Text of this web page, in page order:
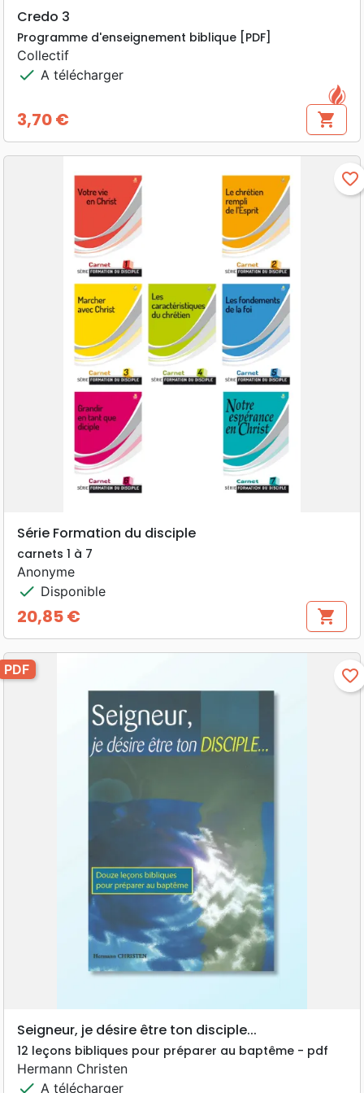
Credo 3
Programme d'enseignement biblique [PDF]
Collectif
check A télécharger
Prix
3,70 € shopping_cart
favorite_border
Série Formation du disciple
carnets 1 à 7
Anonyme
check Disponible
Prix
20,85 € shopping_cart
PDF favorite_border
Seigneur, je désire être ton disciple...
12 leçons bibliques pour préparer au baptême - pdf
Hermann Christen
check A télécharger